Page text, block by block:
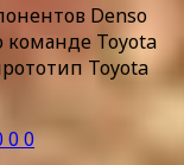
Denso
команде Toyota
Toyota